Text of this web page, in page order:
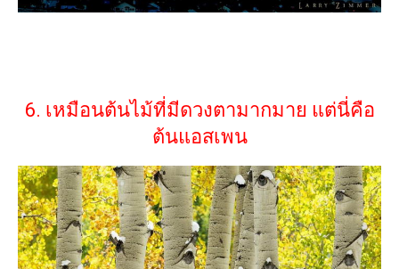
6. เหมือนต้นไม้ที่มีดวงตามากมาย แต่นี่คือ
ต้นแอสเพน